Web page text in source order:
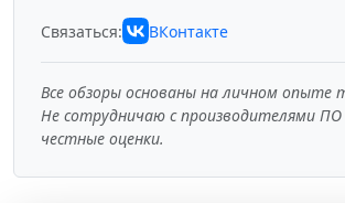
Связаться: ВКонтакте
Все обзоры основаны на личном опыте
Не сотрудничаю с производителями
честные оценки.